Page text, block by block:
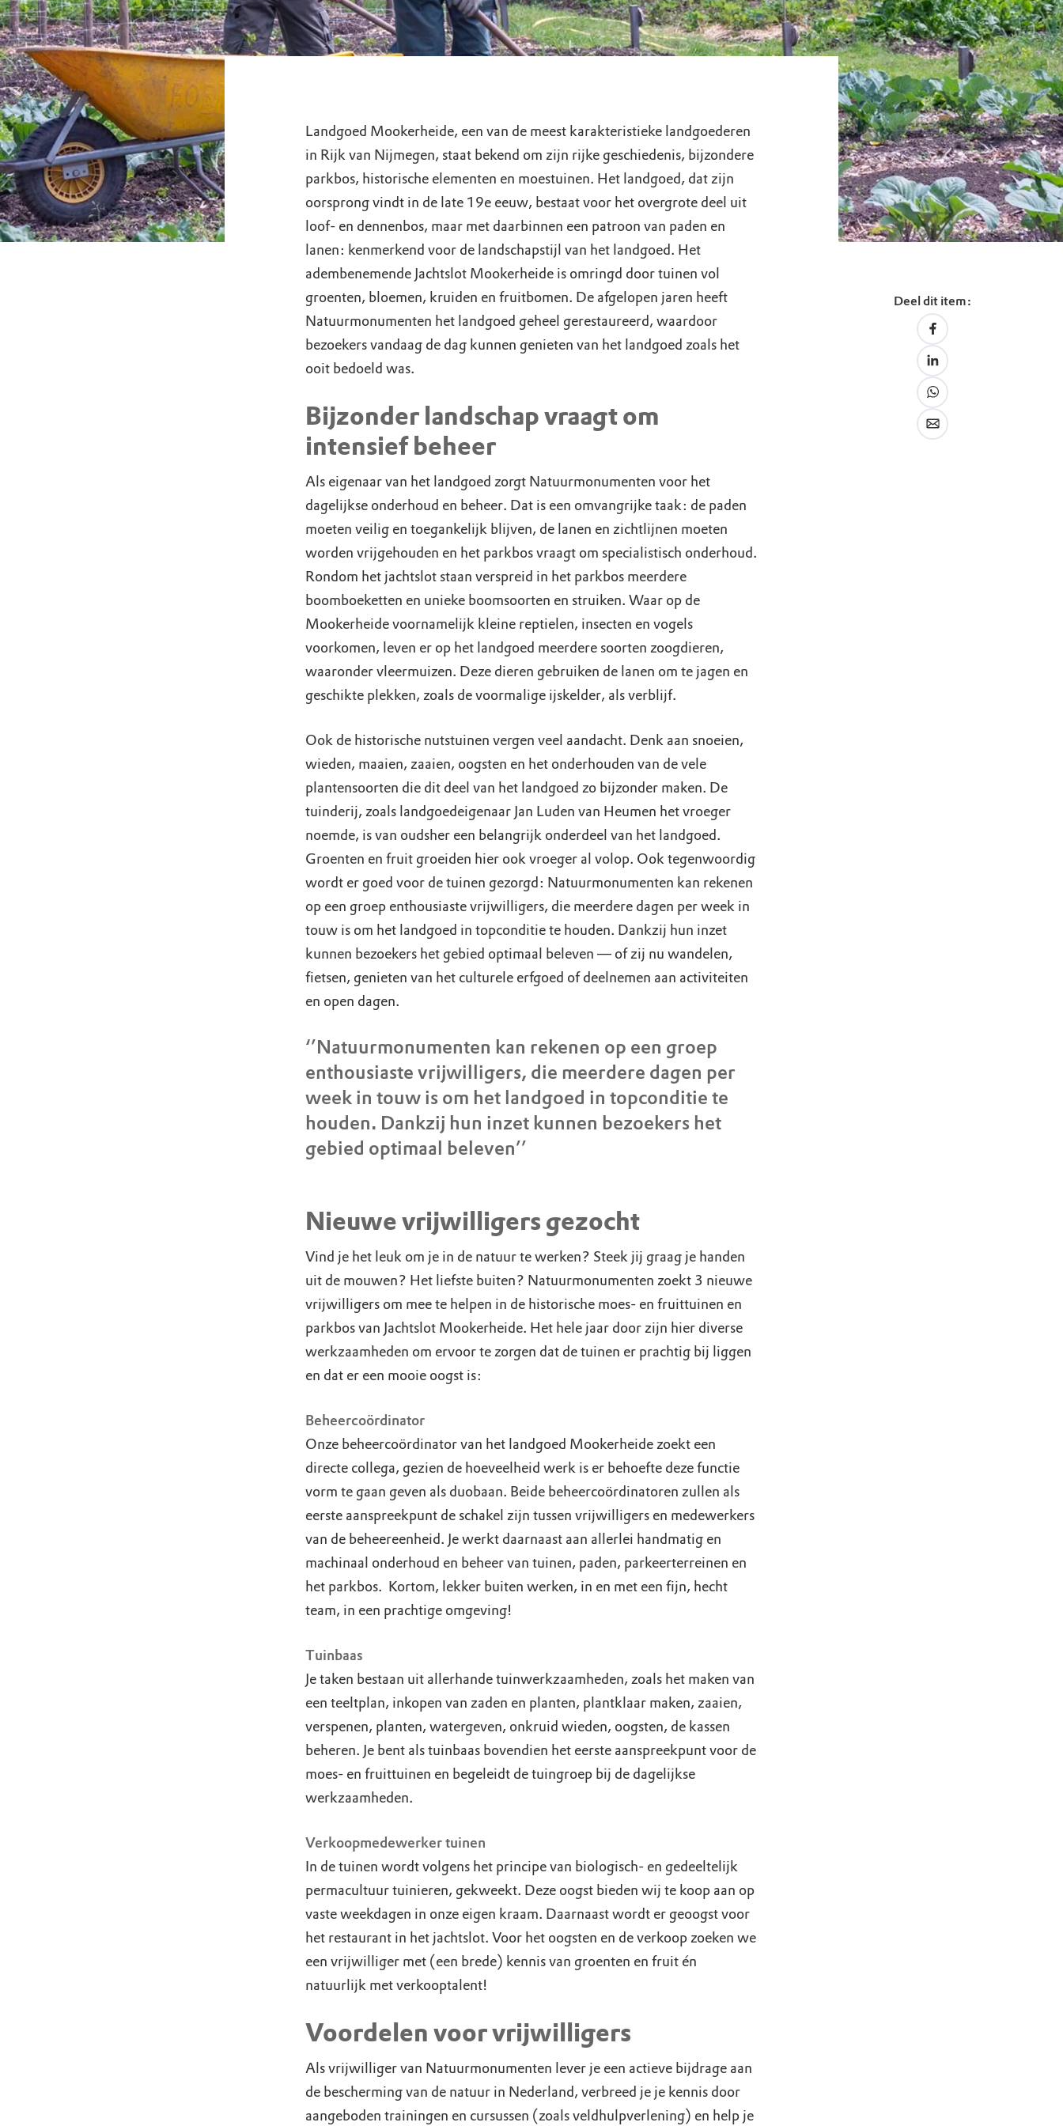
Landgoed Mookerheide, een van de meest karakteristieke landgoederen
in Rijk van Nijmegen, staat bekend om zijn rijke geschiedenis, bijzondere
parkbos, historische elementen en moestuinen. Het landgoed, dat zijn
oorsprong vindt in de late 19e eeuw, bestaat voor het overgrote deel uit
loof- en dennenbos, maar met daarbinnen een patroon van paden en
lanen: kenmerkend voor de landschapstijl van het landgoed. Het
adembenemende Jachtslot Mookerheide is omringd door tuinen vol
groenten, bloemen, kruiden en fruitbomen. De afgelopen jaren heeft
Natuurmonumenten het landgoed geheel gerestaureerd, waardoor
bezoekers vandaag de dag kunnen genieten van het landgoed zoals het
ooit bedoeld was.
Bijzonder landschap vraagt om
intensief beheer
Als eigenaar van het landgoed zorgt Natuurmonumenten voor het
dagelijkse onderhoud en beheer. Dat is een omvangrijke taak: de paden
moeten veilig en toegankelijk blijven, de lanen en zichtlijnen moeten
worden vrijgehouden en het parkbos vraagt om specialistisch onderhoud.
Rondom het jachtslot staan verspreid in het parkbos meerdere
boomboeketten en unieke boomsoorten en struiken. Waar op de
Mookerheide voornamelijk kleine reptielen, insecten en vogels
voorkomen, leven er op het landgoed meerdere soorten zoogdieren,
waaronder vleermuizen. Deze dieren gebruiken de lanen om te jagen en
geschikte plekken, zoals de voormalige ijskelder, als verblijf.
Ook de historische nutstuinen vergen veel aandacht. Denk aan snoeien,
wieden, maaien, zaaien, oogsten en het onderhouden van de vele
plantensoorten die dit deel van het landgoed zo bijzonder maken. De
tuinderij, zoals landgoedeigenaar Jan Luden van Heumen het vroeger
noemde, is van oudsher een belangrijk onderdeel van het landgoed.
Groenten en fruit groeiden hier ook vroeger al volop. Ook tegenwoordig
wordt er goed voor de tuinen gezorgd: Natuurmonumenten kan rekenen
op een groep enthousiaste vrijwilligers, die meerdere dagen per week in
touw is om het landgoed in topconditie te houden. Dankzij hun inzet
kunnen bezoekers het gebied optimaal beleven — of zij nu wandelen,
fietsen, genieten van het culturele erfgoed of deelnemen aan activiteiten
en open dagen.
‘’Natuurmonumenten kan rekenen op een groep
enthousiaste vrijwilligers, die meerdere dagen per
week in touw is om het landgoed in topconditie te
houden. Dankzij hun inzet kunnen bezoekers het
gebied optimaal beleven’’
Nieuwe vrijwilligers gezocht
Vind je het leuk om je in de natuur te werken? Steek jij graag je handen
uit de mouwen? Het liefste buiten? Natuurmonumenten zoekt 3 nieuwe
vrijwilligers om mee te helpen in de historische moes- en fruittuinen en
parkbos van Jachtslot Mookerheide. Het hele jaar door zijn hier diverse
werkzaamheden om ervoor te zorgen dat de tuinen er prachtig bij liggen
en dat er een mooie oogst is:
Beheercoördinator
Onze beheercoördinator van het landgoed Mookerheide zoekt een
directe collega, gezien de hoeveelheid werk is er behoefte deze functie
vorm te gaan geven als duobaan. Beide beheercoördinatoren zullen als
eerste aanspreekpunt de schakel zijn tussen vrijwilligers en medewerkers
van de beheereenheid. Je werkt daarnaast aan allerlei handmatig en
machinaal onderhoud en beheer van tuinen, paden, parkeerterreinen en
het parkbos. Kortom, lekker buiten werken, in en met een fijn, hecht
team, in een prachtige omgeving!
Tuinbaas
Je taken bestaan uit allerhande tuinwerkzaamheden, zoals het maken van
een teeltplan, inkopen van zaden en planten, plantklaar maken, zaaien,
verspenen, planten, watergeven, onkruid wieden, oogsten, de kassen
beheren. Je bent als tuinbaas bovendien het eerste aanspreekpunt voor de
moes- en fruittuinen en begeleidt de tuingroep bij de dagelijkse
werkzaamheden.
Verkoopmedewerker tuinen
In de tuinen wordt volgens het principe van biologisch- en gedeeltelijk
permacultuur tuinieren, gekweekt. Deze oogst bieden wij te koop aan op
vaste weekdagen in onze eigen kraam. Daarnaast wordt er geoogst voor
het restaurant in het jachtslot. Voor het oogsten en de verkoop zoeken we
een vrijwilliger met (een brede) kennis van groenten en fruit én
natuurlijk met verkooptalent!
Voordelen voor vrijwilligers
Als vrijwilliger van Natuurmonumenten lever je een actieve bijdrage aan
de bescherming van de natuur in Nederland, verbreed je je kennis door
aangeboden trainingen en cursussen (zoals veldhulpverlening) en help je
Deel dit item: